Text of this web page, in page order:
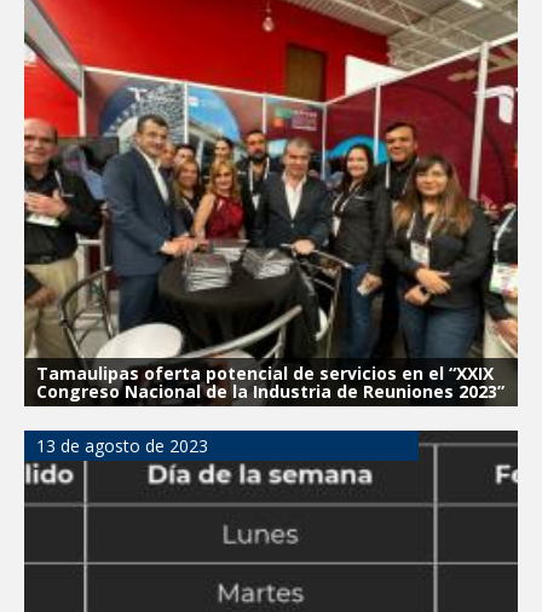
Tamaulipas oferta potencial de servicios en el “XXIX
Congreso Nacional de la Industria de Reuniones 2023”
13 de agosto de 2023